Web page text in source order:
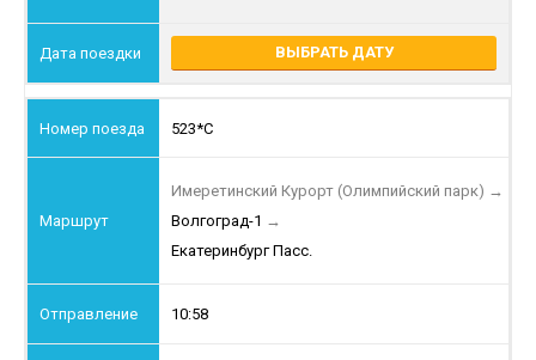
ВЫБРАТЬ ДАТУ
523*С
Имеретинский Курорт (Олимпийский парк) →
Волгоград-1 →
Екатеринбург Пасс.
10:58